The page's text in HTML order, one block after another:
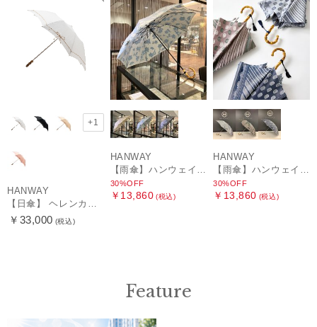
+1
HANWAY
￥33,000 (税込)
HANWAY
【雨傘】ハンウェイ (HANWAY) Lily CJ（リリー・シー・ジェー） 日本製 親骨：51～55cm
30%OFF
￥13,860 (税込)
HANWAY
【雨傘】ハンウェイ (HANWAY) Pカットジャカード Dot & Stripe mix CJ ドット・アンド・ストライプ・シー・ジェー ショート長傘 日本製
30%OFF
￥13,860 (税込)
Feature